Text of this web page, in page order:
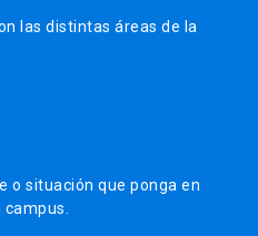
las distintas áreas de la
o situación que ponga en